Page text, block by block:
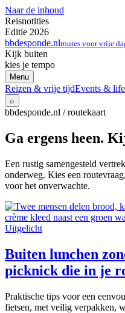
Naar de inhoud
Reisnotities
Editie 2026
bbdesponde.nlroutes voor vrije
Kijk buiten
kies je tempo
Menu
Reizen & vrije tijdEvents &
⌕
bbdesponde.nl / routekaart
Ga ergens heen.
Een rustig samengesteld
onderweg. Kies een
voor het onverwachte.
Uitgelicht
Buiten lunchen
picknick die in je
Praktische tips voor een
fietsen, met veilig verpakken,